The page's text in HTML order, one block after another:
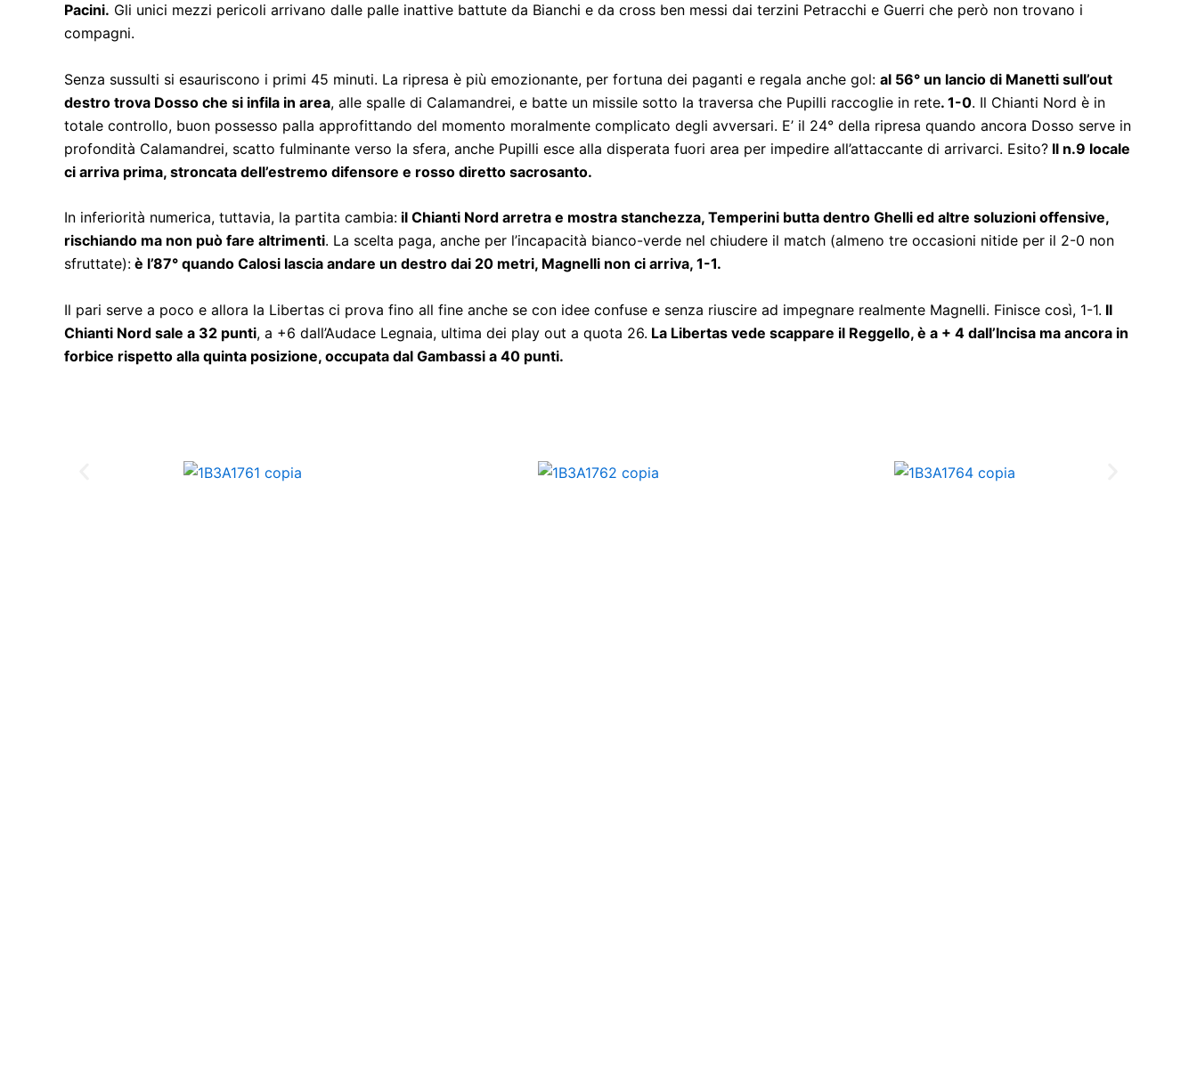
Pacini. Gli unici mezzi pericoli arrivano dalle palle inattive battute da Bianchi e da cross ben messi dai terzini Petracchi e Guerri che però non trovano i
compagni.
Senza sussulti si esauriscono i primi 45 minuti. La ripresa è più emozionante, per fortuna dei paganti e regala anche gol: al 56° un lancio di Manetti sull’out
destro trova Dosso che si infila in area, alle spalle di Calamandrei, e batte un missile sotto la traversa che Pupilli raccoglie in rete. 1-0. Il Chianti Nord è in
totale controllo, buon possesso palla approfittando del momento moralmente complicato degli avversari. E’ il 24° della ripresa quando ancora Dosso serve in
profondità Calamandrei, scatto fulminante verso la sfera, anche Pupilli esce alla disperata fuori area per impedire all’attaccante di arrivarci. Esito? Il n.9 locale
ci arriva prima, stroncata dell’estremo difensore e rosso diretto sacrosanto.
In inferiorità numerica, tuttavia, la partita cambia: il Chianti Nord arretra e mostra stanchezza, Temperini butta dentro Ghelli ed altre soluzioni offensive,
rischiando ma non può fare altrimenti. La scelta paga, anche per l’incapacità bianco-verde nel chiudere il match (almeno tre occasioni nitide per il 2-0 non
sfruttate): è l’87° quando Calosi lascia andare un destro dai 20 metri, Magnelli non ci arriva, 1-1.
Il pari serve a poco e allora la Libertas ci prova fino all fine anche se con idee confuse e senza riuscire ad impegnare realmente Magnelli. Finisce così, 1-1. Il
Chianti Nord sale a 32 punti, a +6 dall’Audace Legnaia, ultima dei play out a quota 26. La Libertas vede scappare il Reggello, è a + 4 dall’Incisa ma ancora in
forbice rispetto alla quinta posizione, occupata dal Gambassi a 40 punti.